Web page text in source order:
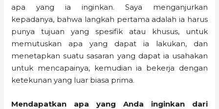
apa yang ia inginkan. Saya menganjurkan
kepadanya, bahwa langkah pertama adalah ia harus
punya tujuan yang spesifik atau khusus, untuk
memutuskan apa yang dapat ia lakukan, dan
menetapkan suatu sasaran yang dapat ia usahakan
untuk mencapainya, kemudian ia bekerja dengan
ketekunan yang luar biasa prima.
Mendapatkan apa yang Anda inginkan dari